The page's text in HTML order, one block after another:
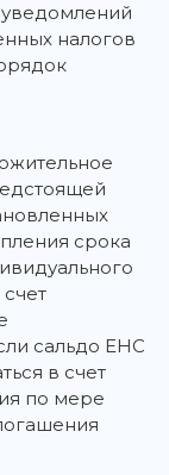
налогов
срока
счет
сальдо ЕНС
в счет
по мере